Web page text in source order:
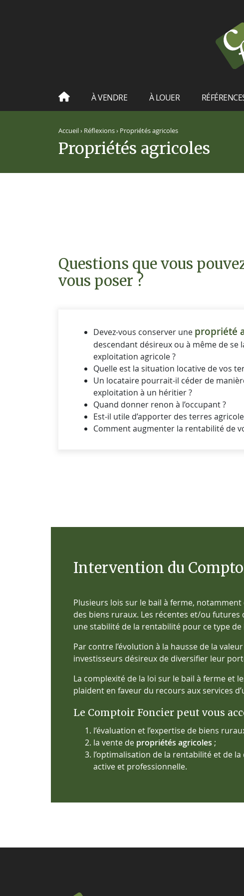
À VENDRE À LOUER
Accueil› Réflexions› Propriétés agricoles
Propriétés agricoles
Questions que vous
vous poser ?
Devez-vous conserver une propriété
descendant désireux ou à même de se
exploitation agricole ?
Quelle est la situation locative de vos
Un locataire pourrait-il céder de
exploitation à un héritier ?
Quand donner renon à l’occupant ?
Est-il utile d’apporter des terres
Comment augmenter la rentabilité de
Intervention du
Plusieurs lois sur le bail à ferme,
des biens ruraux. Les récentes et/ou
une stabilité de la rentabilité pour ce type de
Par contre l’évolution à la hausse de la
investisseurs désireux de diversifier leur
La complexité de la loi sur le bail à ferme et
plaident en faveur du recours aux services
Le Comptoir Foncier peut vous
l’évaluation et l’expertise de biens
la vente de propriétés agricoles ;
l’optimalisation de la rentabilité et de
active et professionnelle.